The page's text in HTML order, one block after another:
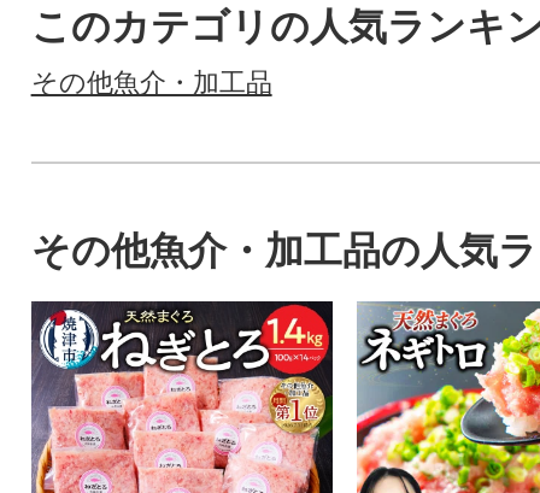
このカテゴリの人気ランキ
その他魚介・加工品
その他魚介・加工品の人気